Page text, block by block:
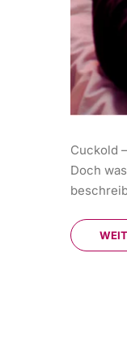
Cuckold
Doch